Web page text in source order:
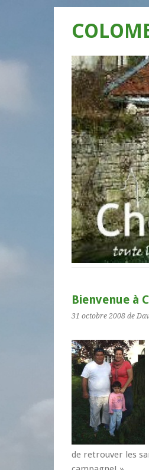
Bienvenue à
31 octobre 2008 de
de retrouver les